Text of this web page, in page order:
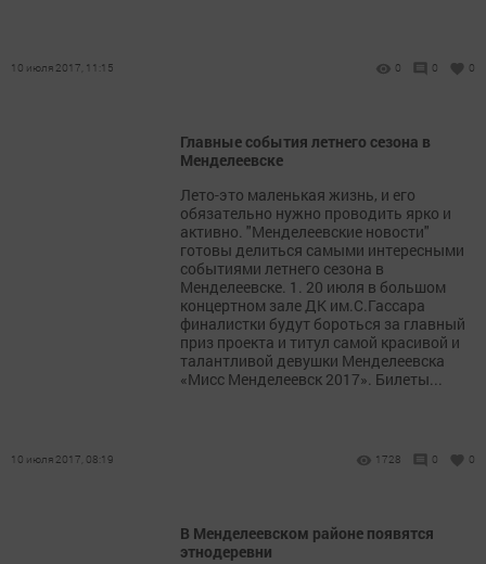
10 июля 2017, 11:15 0 0 0
Главные события летнего сезона в
Менделеевске
Лето-это маленькая жизнь, и его
обязательно нужно проводить ярко и
активно. "Менделеевские новости"
готовы делиться самыми интересными
событиями летнего сезона в
Менделеевске. 1. 20 июля в большом
концертном зале ДК им.С.Гассара
финалистки будут бороться за главный
приз проекта и титул самой красивой и
талантливой девушки Менделеевска
«Мисс Менделеевск 2017». Билеты...
10 июля 2017, 08:19 1728 0 0
В Менделеевском районе появятся
этнодеревни